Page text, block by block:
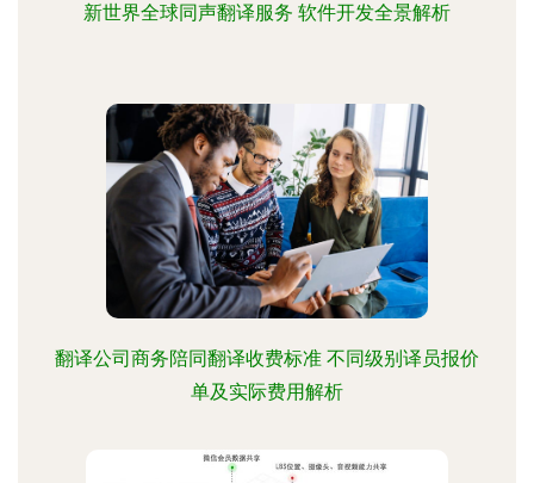
新世界全球同声翻译服务 软件开发全景解析
翻译公司商务陪同翻译收费标准 不同级别译员报价
单及实际费用解析